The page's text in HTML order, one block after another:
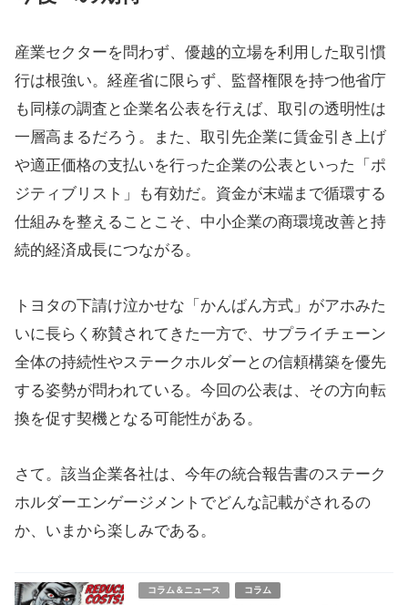
産業セクターを問わず、優越的立場を利用した取引慣
行は根強い。経産省に限らず、監督権限を持つ他省庁
も同様の調査と企業名公表を行えば、取引の透明性は
一層高まるだろう。また、取引先企業に賃金引き上げ
や適正価格の支払いを行った企業の公表といった「ポ
ジティブリスト」も有効だ。資金が末端まで循環する
仕組みを整えることこそ、中小企業の商環境改善と持
続的経済成長につながる。
トヨタの下請け泣かせな「かんばん方式」がアホみた
いに長らく称賛されてきた一方で、サプライチェーン
全体の持続性やステークホルダーとの信頼構築を優先
する姿勢が問われている。今回の公表は、その方向転
換を促す契機となる可能性がある。
さて。該当企業各社は、今年の統合報告書のステーク
ホルダーエンゲージメントでどんな記載がされるの
か、いまから楽しみである。
コラム＆ニュース コラム